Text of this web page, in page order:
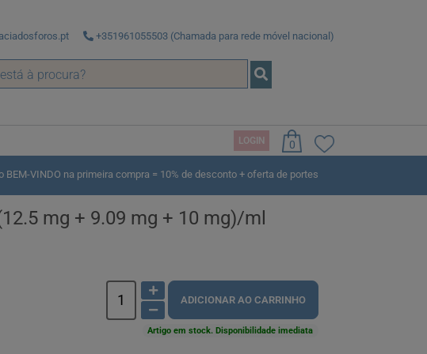
+351961055503 (Chamada para rede móvel nacional)
LOGIN 0
BEM-VINDO na primeira compra = 10% de desconto + oferta de portes
mg + 9.09 mg + 10 mg)/ml
ADICIONAR AO CARRINHO
Artigo em stock. Disponibilidade imediata